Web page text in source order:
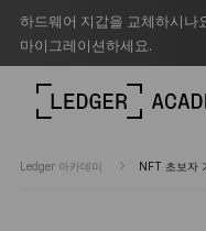
하드웨어 지갑을 교체하시나
마이그레이션하세요.
Ledger 아카데미 NFT 초보자